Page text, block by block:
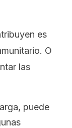
es
O
las
puede